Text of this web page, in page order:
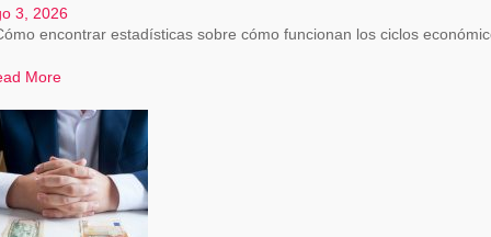
3, 2026
encontrar estadísticas sobre cómo funcionan los ciclos
More